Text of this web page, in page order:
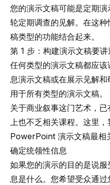
您的演示文稿可能是定期
轮定期调查的见解。在这
稿类型的功能结合起来。
第 1 步：构建演示文稿要
任何类型的演示文稿都应
息演示文稿或在展示见解
用于所有类型的演示文稿。
关于商业叙事这门艺术，已
上也不乏相关课程。这里
PowerPoint 演示文稿最相
确定统领性信息
如果您的演示的目的是说
息是什么。您希望受众通